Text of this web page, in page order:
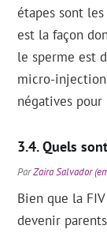
étapes sont
est la façon
le sperme est
micro-
négatives
Quels
ParZaira Salvador
Bien que la
devenir